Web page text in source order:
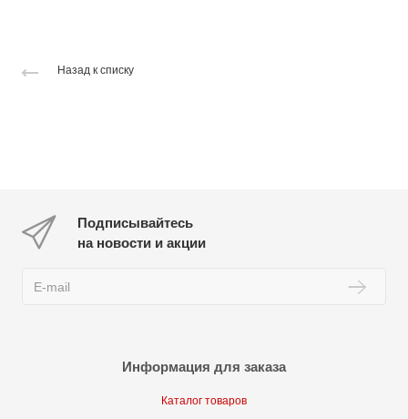
Назад к списку
Подписывайтесь
на новости и акции
Информация для заказа
Каталог товаров